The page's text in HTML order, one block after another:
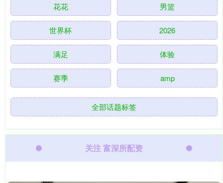
花花 男篮
世界杯 2026
满足 体验
赛季 amp
全部话题标签
关注 富深所配资